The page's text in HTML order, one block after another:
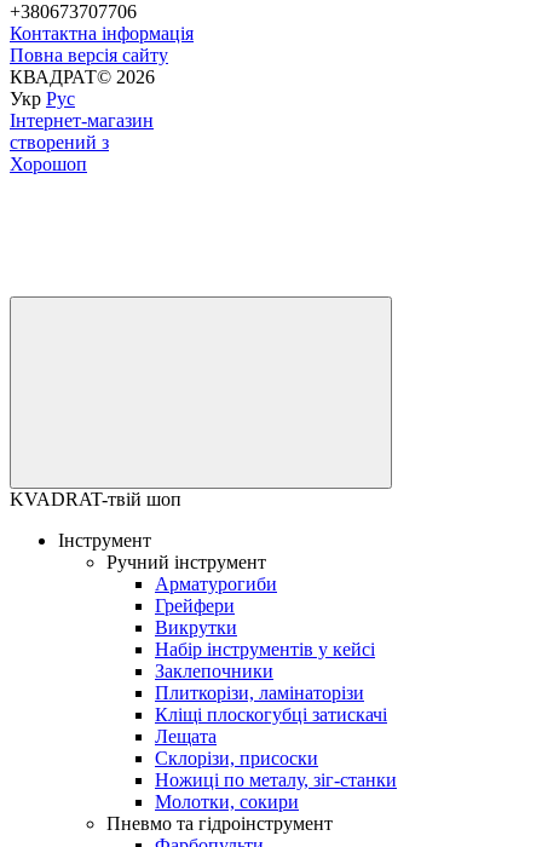
+380673707706
Контактна інформація
Повна версія сайту
КВАДРАТ© 2026
Укр Рус
Інтернет-магазин
створений з
Хорошоп
KVADRAT-твій шоп
Інструмент
Ручний інструмент
Арматурогиби
Грейфери
Викрутки
Набір інструментів у кейсі
Заклепочники
Плиткорізи, ламінаторізи
Кліщі плоскогубці затискачі
Лещата
Склорізи, присоски
Ножиці по металу, зіг-станки
Молотки, сокири
Пневмо та гідроінструмент